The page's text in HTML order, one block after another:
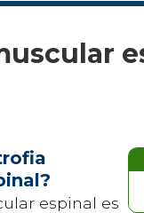
espinal es